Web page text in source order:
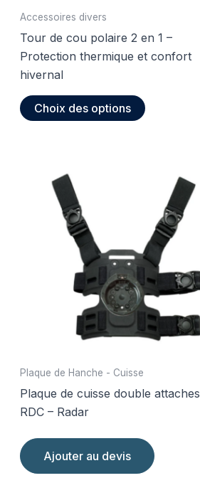
Accessoires divers
Tour de cou polaire 2 en 1 –
Protection thermique et confort
hivernal
Choix des options
produit
options
peuvent
être
choisies
sur
la
page
du
Plaque de Hanche - Cuisse
Plaque de cuisse double attaches
RDC – Radar
Ajouter au devis